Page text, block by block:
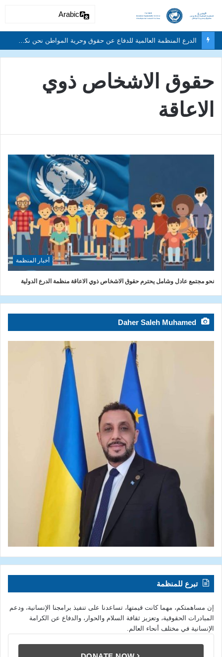
حقوق الاشخاص ذوي
الاعاقة
أخبار المنظمة
نحو مجتمع عادل وشامل يحترم حقوق الاشخاص ذوي الاعاقة منظمة الدرع الدولية
Daher Saleh Muhamed
تبرع للمنظمة
إن مساهمتكم، مهما كانت قيمتها، تساعدنا على تنفيذ برامجنا الإنسانية، ودعم
المبادرات الحقوقية، وتعزيز ثقافة السلام والحوار، والدفاع عن الكرامة
الإنسانية في مختلف أنحاء العالم.
Arabic